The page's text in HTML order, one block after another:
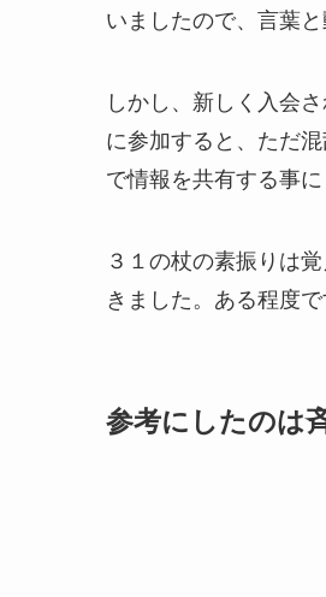
いましたので、言葉
しかし、新しく入会
に参加すると、ただ
で情報を共有する事に
３１の杖の素振りは
きました。ある程度
参考にしたのは